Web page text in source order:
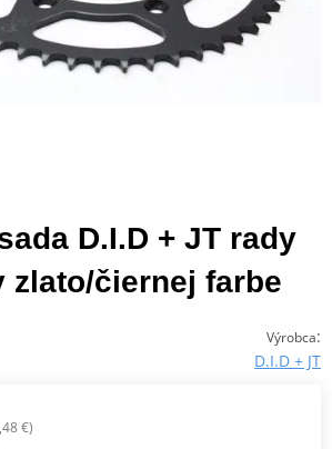
D.I.D + JT rady
zlato/čiernej farbe
Výrobca:
D.I.D + JT
€)